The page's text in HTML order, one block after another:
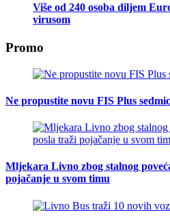
Više od 240 osoba diljem
virusom
Promo
Ne propustite novu FIS Plus
Mljekara Livno zbog stalnog
pojačanje u svom timu